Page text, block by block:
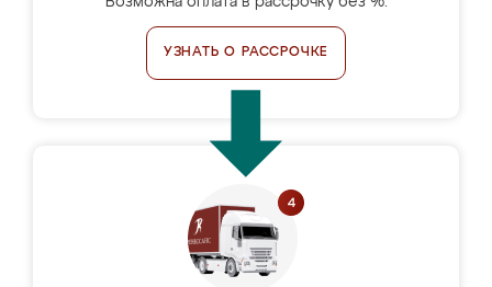
УЗНАТЬ О РАССРОЧКЕ